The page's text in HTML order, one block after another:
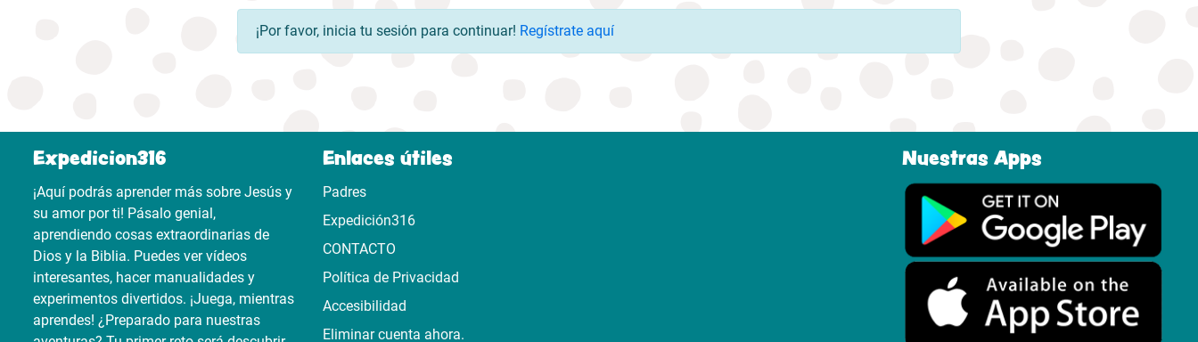
¡Por favor, inicia tu sesión para continuar! Regístrate aquí
Expedicion316
¡Aquí podrás aprender más sobre Jesús y
su amor por ti! Pásalo genial,
aprendiendo cosas extraordinarias de
Dios y la Biblia. Puedes ver vídeos
interesantes, hacer manualidades y
experimentos divertidos. ¡Juega, mientras
aprendes! ¿Preparado para nuestras
Enlaces útiles
Padres
Expedición316
CONTACTO
Política de Privacidad
Accesibilidad
Eliminar cuenta ahora.
Nuestras Apps